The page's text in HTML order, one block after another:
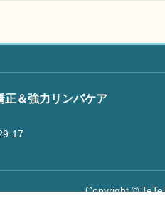
＆強力リンパケア
17
Copyright ©